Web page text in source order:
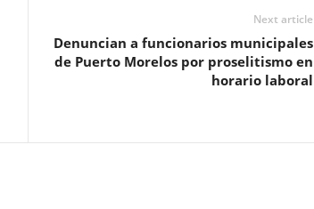
Next article
Denuncian a funcionarios municipales
de Puerto Morelos por proselitismo en
horario laboral